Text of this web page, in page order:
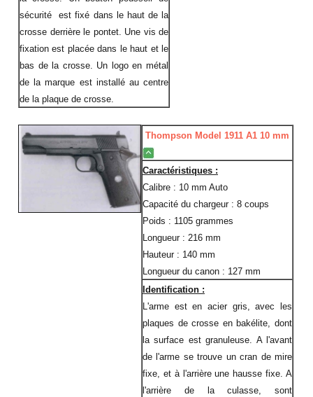
sécurité est fixé dans le haut de la
crosse derrière le pontet. Une vis de
fixation est placée dans le haut et le
bas de la crosse. Un logo en métal
de la marque est installé au centre
de la plaque de crosse.
Thompson Model 1911 A1 10 mm
Caractéristiques :
Calibre : 10 mm Auto
Capacité du chargeur : 8 coups
Poids : 1105 grammes
Longueur : 216 mm
Hauteur : 140 mm
Longueur du canon : 127 mm
Identification :
L'arme est en acier gris, avec les
plaques de crosse en bakélite, dont
la surface est granuleuse. A l'avant
de l'arme se trouve un cran de mire
fixe, et à l'arrière une hausse fixe. A
l'arrière de la culasse, sont